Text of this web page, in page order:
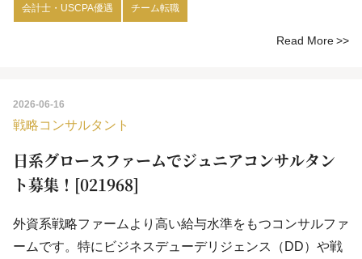
会計士・USCPA優遇 チーム転職
Read More
2026-06-16
戦略コンサルタント
日系グロースファームでジュニアコンサルタン
ト募集！[021968]
外資系戦略ファームより高い給与水準をもつコンサルファ
ームです。特にビジネスデューデリジェンス（DD）や戦